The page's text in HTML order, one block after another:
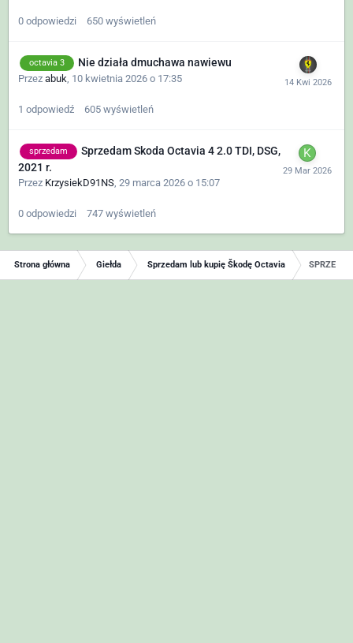
0 odpowiedzi 650 wyświetleń
octavia 3 Nie działa dmuchawa nawiewu
Przez abuk 10 kwietnia 2026 o 17:35
1 odpowiedź 605 wyświetleń
sprzedam
Sprzedam Skoda Octavia 4 2.0 TDI, DSG,
2021 r.
Przez KrzysiekD91NS, 29 marca 2026 o 15:07
0 odpowiedzi 747 wyświetleń
Strona główna Giełda Sprzedam lub kupię Škodę Octavia